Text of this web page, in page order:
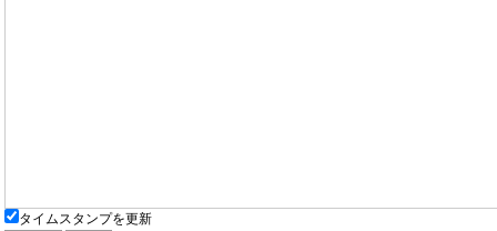
タイムスタンプを更新